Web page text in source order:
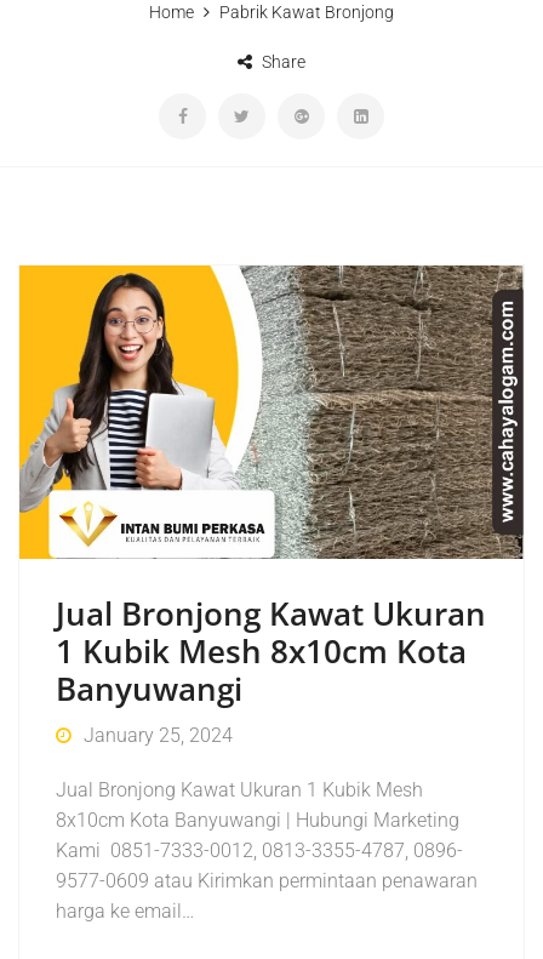
Home Pabrik Kawat Bronjong
Share
Jual Bronjong Kawat Ukuran
1 Kubik Mesh 8x10cm Kota
Banyuwangi
January 25, 2024
Jual Bronjong Kawat Ukuran 1 Kubik Mesh
8x10cm Kota Banyuwangi | Hubungi Marketing
Kami 0851-7333-0012, 0813-3355-4787, 0896-
9577-0609 atau Kirimkan permintaan penawaran
harga ke email…